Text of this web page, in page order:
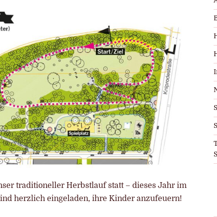
traditioneller Herbstlauf statt – dieses Jahr im
herzlich eingeladen, ihre Kinder anzufeuern!